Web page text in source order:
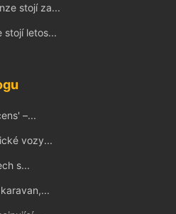
stojí za...
stojí letos...
–...
vozy...
s...